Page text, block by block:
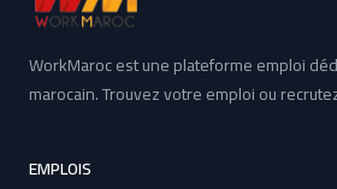
WorkMaroc est une plateforme emploi
marocain. Trouvez votre emploi ou
EMPLOIS